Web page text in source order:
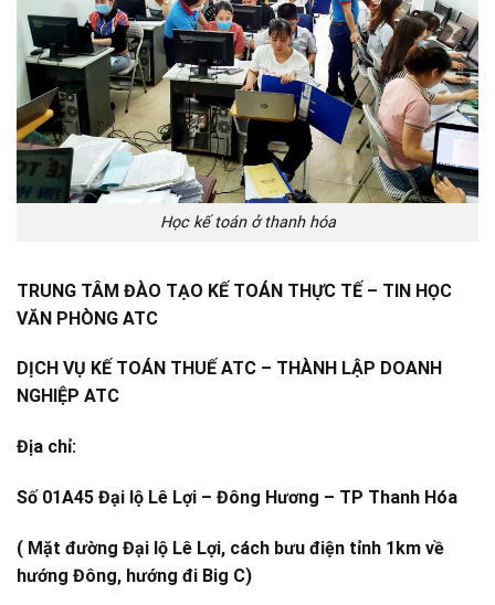
Học kế toán ở thanh hóa
TRUNG TÂM ĐÀO TẠO KẾ TOÁN THỰC TẾ – TIN HỌC
VĂN PHÒNG ATC
DỊCH VỤ KẾ TOÁN THUẾ ATC – THÀNH LẬP DOANH
NGHIỆP ATC
Địa chỉ:
Số 01A45 Đại lộ Lê Lợi – Đông Hương – TP Thanh Hóa
( Mặt đường Đại lộ Lê Lợi, cách bưu điện tỉnh 1km về
hướng Đông, hướng đi Big C)